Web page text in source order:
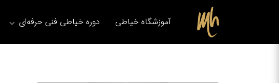
آموزشگاه خیاطی دوره خیاطی فنی حرفه‌ای